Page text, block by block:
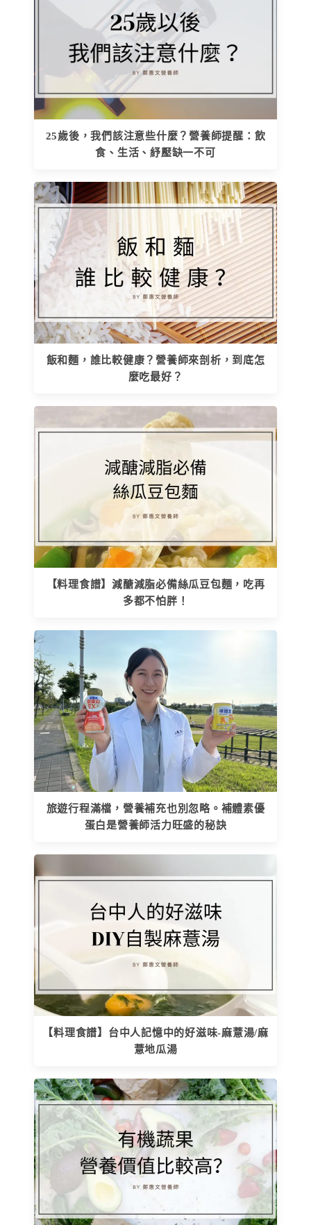
25歲後，我們該注意些什麼？營養師提醒：飲
食、生活、紓壓缺一不可
飯和麵，誰比較健康？營養師來剖析，到底怎
麼吃最好？
【料理食譜】減醣減脂必備絲瓜豆包麵，吃再
多都不怕胖！
旅遊行程滿檔，營養補充也別忽略。補體素優
蛋白是營養師活力旺盛的秘訣
【料理食譜】台中人記憶中的好滋味-麻薏湯/麻
薏地瓜湯